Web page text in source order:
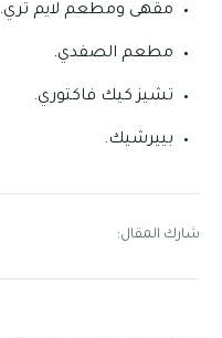
مقهى ومطعم لايم تري.
مطعم الصفدي.
تشيز كيك فاكتوري.
بييرشيك.
شارك المقال: